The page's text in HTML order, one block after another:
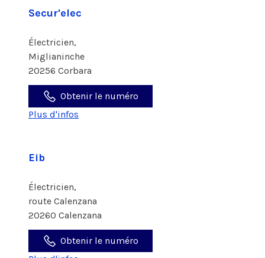
Secur'elec
Électricien,
Miglianinche
20256 Corbara
Obtenir le numéro
Plus d'infos
Eib
Électricien,
route Calenzana
20260 Calenzana
Obtenir le numéro